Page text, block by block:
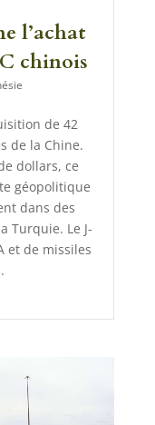
l’achat
chinois
de 42
de la Chine.
dollars, ce
géopolitique
dans des
Turquie. Le J-
et de missiles